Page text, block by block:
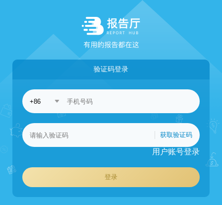
验证码登录
获取验证码
用户账号登录
登录